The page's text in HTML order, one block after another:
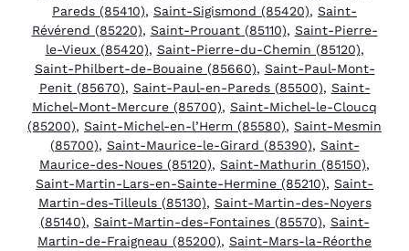
Pareds (85410), Saint-Sigismond (85420), Saint-
Révérend (85220), Saint-Prouant (85110), Saint-Pierre-
le-Vieux (85420), Saint-Pierre-du-Chemin (85120),
Saint-Philbert-de-Bouaine (85660), Saint-Paul-Mont-
Penit (85670), Saint-Paul-en-Pareds (85500), Saint-
Michel-Mont-Mercure (85700), Saint-Michel-le-Cloucq
(85200), Saint-Michel-en-l’Herm (85580), Saint-Mesmin
(85700), Saint-Maurice-le-Girard (85390), Saint-
Maurice-des-Noues (85120), Saint-Mathurin (85150),
Saint-Martin-Lars-en-Sainte-Hermine (85210), Saint-
Martin-des-Tilleuls (85130), Saint-Martin-des-Noyers
(85140), Saint-Martin-des-Fontaines (85570), Saint-
Martin-de-Fraigneau (85200), Saint-Mars-la-Réorthe